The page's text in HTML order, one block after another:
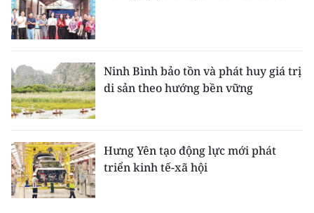
Ninh Bình bảo tồn và phát huy giá trị
di sản theo hướng bền vững
Hưng Yên tạo động lực mới phát
triển kinh tế-xã hội